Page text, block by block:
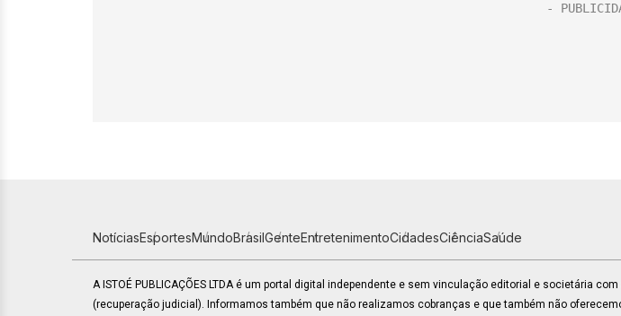
NotíciasEsportesMundoBrasilGenteEntretenimentoCidadesCiênciaSaúde
A ISTOÉ PUBLICAÇÕES LTDA é um portal digital independente e sem vinculação editorial e societária com a
(recuperação judicial). Informamos também que não realizamos cobranças e que também não